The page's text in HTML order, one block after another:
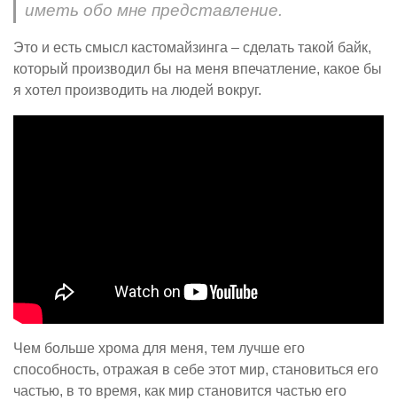
иметь обо мне представление.
Это и есть смысл кастомайзинга – сделать такой байк,
который производил бы на меня впечатление, какое бы
я хотел производить на людей вокруг.
Чем больше хрома для меня, тем лучше его
способность, отражая в себе этот мир, становиться его
частью, в то время, как мир становится частью его